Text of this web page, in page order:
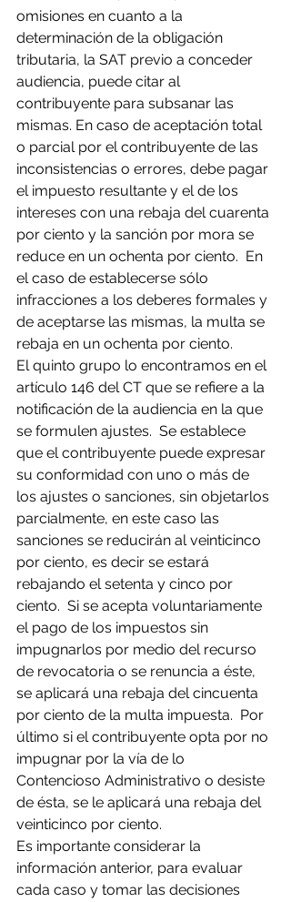
omisiones en cuanto a la
determinación de la obligación
tributaria, la SAT previo a conceder
audiencia, puede citar al
contribuyente para subsanar las
mismas. En caso de aceptación total
o parcial por el contribuyente de las
inconsistencias o errores, debe pagar
el impuesto resultante y el de los
intereses con una rebaja del cuarenta
por ciento y la sanción por mora se
reduce en un ochenta por ciento.  En
el caso de establecerse sólo
infracciones a los deberes formales y
de aceptarse las mismas, la multa se
rebaja en un ochenta por ciento.
El quinto grupo lo encontramos en el
artículo 146 del CT que se refiere a la
notificación de la audiencia en la que
se formulen ajustes.  Se establece
que el contribuyente puede expresar
su conformidad con uno o más de
los ajustes o sanciones, sin objetarlos
parcialmente, en este caso las
sanciones se reducirán al veinticinco
por ciento, es decir se estará
rebajando el setenta y cinco por
ciento.  Si se acepta voluntariamente
el pago de los impuestos sin
impugnarlos por medio del recurso
de revocatoria o se renuncia a éste,
se aplicará una rebaja del cincuenta
por ciento de la multa impuesta.  Por
último si el contribuyente opta por no
impugnar por la vía de lo
Contencioso Administrativo o desiste
de ésta, se le aplicará una rebaja del
veinticinco por ciento.
Es importante considerar la
información anterior, para evaluar
cada caso y tomar las decisiones